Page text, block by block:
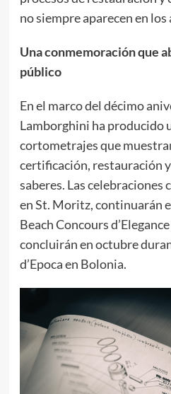
no siempre aparecen en los
Una conmemoración que
público
En el marco del décimo
Lamborghini ha producido
cortometrajes que
certificación, restauración
saberes. Las celebraciones
en St. Moritz, continuarán
Beach Concours
concluirán en octubre
d’Epoca en Bolonia.